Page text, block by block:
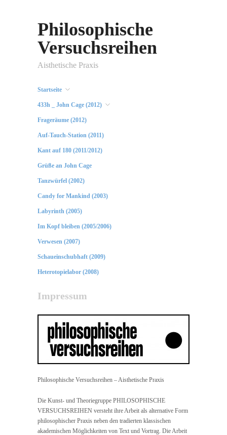
Philosophische
Versuchsreihen
Aisthetische Praxis
Startseite
433h _ John Cage (2012)
Frageräume (2012)
Auf-Tauch-Station (2011)
Kant auf 180 (2011/2012)
Grüße an John Cage
Tanzwürfel (2002)
Candy for Mankind (2003)
Labyrinth (2005)
Im Kopf bleiben (2005/2006)
Verwesen (2007)
Schaueinschubhaft (2009)
Heterotopielabor (2008)
Impressum
Philosophische Versuchsreihen – Aisthetische Praxis
Die Kunst- und Theoriegruppe PHILOSOPHISCHE
VERSUCHSREIHEN versteht ihre Arbeit als alternative Form
philosophischer Praxis neben den tradierten klassischen
akademischen Möglichkeiten von Text und Vortrag. Die Arbeit